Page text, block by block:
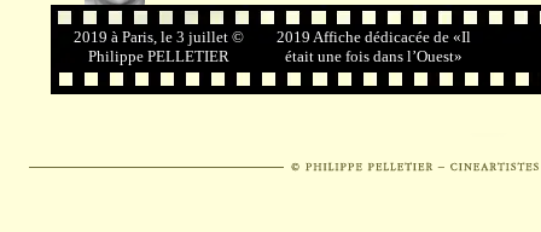
2019 à Paris, le 3 juillet ©
Philippe PELLETIER
2019 Affiche dédicacée de «Il
était une fois dans l’Ouest»